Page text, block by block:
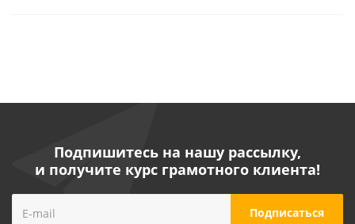
Подпишитесь на нашу рассылку,
и получите курс грамотного клиента!